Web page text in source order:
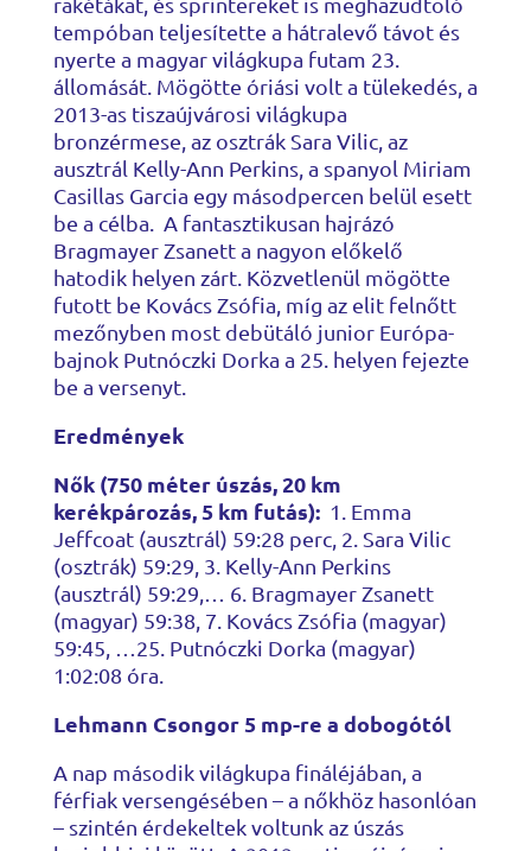
tempóban teljesítette a hátralevő távot és
nyerte a magyar világkupa futam 23.
állomását. Mögötte óriási volt a tülekedés, a
2013-as tiszaújvárosi világkupa
bronzérmese, az osztrák Sara Vilic, az
ausztrál Kelly-Ann Perkins, a spanyol Miriam
Casillas Garcia egy másodpercen belül esett
be a célba. A fantasztikusan hajrázó
Bragmayer Zsanett a nagyon előkelő
hatodik helyen zárt. Közvetlenül mögötte
futott be Kovács Zsófia, míg az elit felnőtt
mezőnyben most debütáló junior Európa-
bajnok Putnóczki Dorka a 25. helyen fejezte
be a versenyt.
Eredmények
Nők (750 méter úszás, 20 km
kerékpározás, 5 km futás): 1. Emma
Jeffcoat (ausztrál) 59:28 perc, 2. Sara Vilic
(osztrák) 59:29, 3. Kelly-Ann Perkins
(ausztrál) 59:29,… 6. Bragmayer Zsanett
(magyar) 59:38, 7. Kovács Zsófia (magyar)
59:45, …25. Putnóczki Dorka (magyar)
1:02:08 óra.
Lehmann Csongor 5 mp-re a dobogótól
A nap második világkupa fináléjában, a
férfiak versengésében – a nőkhöz hasonlóan
– szintén érdekeltek voltunk az úszás